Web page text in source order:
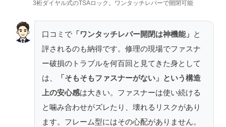
3桁ダイヤル式のTSAロック。ワンタッチレバーで開閉可能
口コミで 「ワンタッチレバー開閉は神機能」
と
評されるのも納得です。修理の現場でファスナ
ー破損のトラブルを何百回と見てきた身として
は、
「そもそもファスナーがない」という構造
上の安心感は大きい。ファスナーは使い続ける
と噛み合わせがズレたり、壊れるリスクがあり
ます。フレーム型にはその心配がありません。